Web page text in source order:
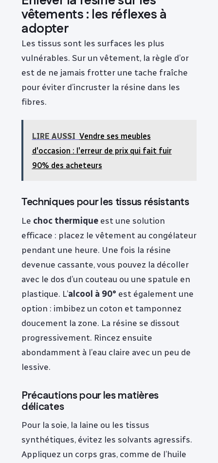
vêtements : les réflexes à
adopter
Les tissus sont les surfaces les plus
vulnérables. Sur un vêtement, la règle d’or
est de ne jamais frotter une tache fraîche
pour éviter d’incruster la résine dans les
fibres.
LIRE AUSSI Vendre ses meubles
d'occasion : l'erreur de prix qui fait fuir
90% des acheteurs
Techniques pour les tissus résistants
Le choc thermique est une solution
efficace : placez le vêtement au congélateur
pendant une heure. Une fois la résine
devenue cassante, vous pouvez la décoller
avec le dos d’un couteau ou une spatule en
plastique. L’alcool à 90° est également une
option : imbibez un coton et tamponnez
doucement la zone. La résine se dissout
progressivement. Rincez ensuite
abondamment à l’eau claire avec un peu de
lessive.
Précautions pour les matières
délicates
Pour la soie, la laine ou les tissus
synthétiques, évitez les solvants agressifs.
Appliquez un corps gras, comme de l’huile